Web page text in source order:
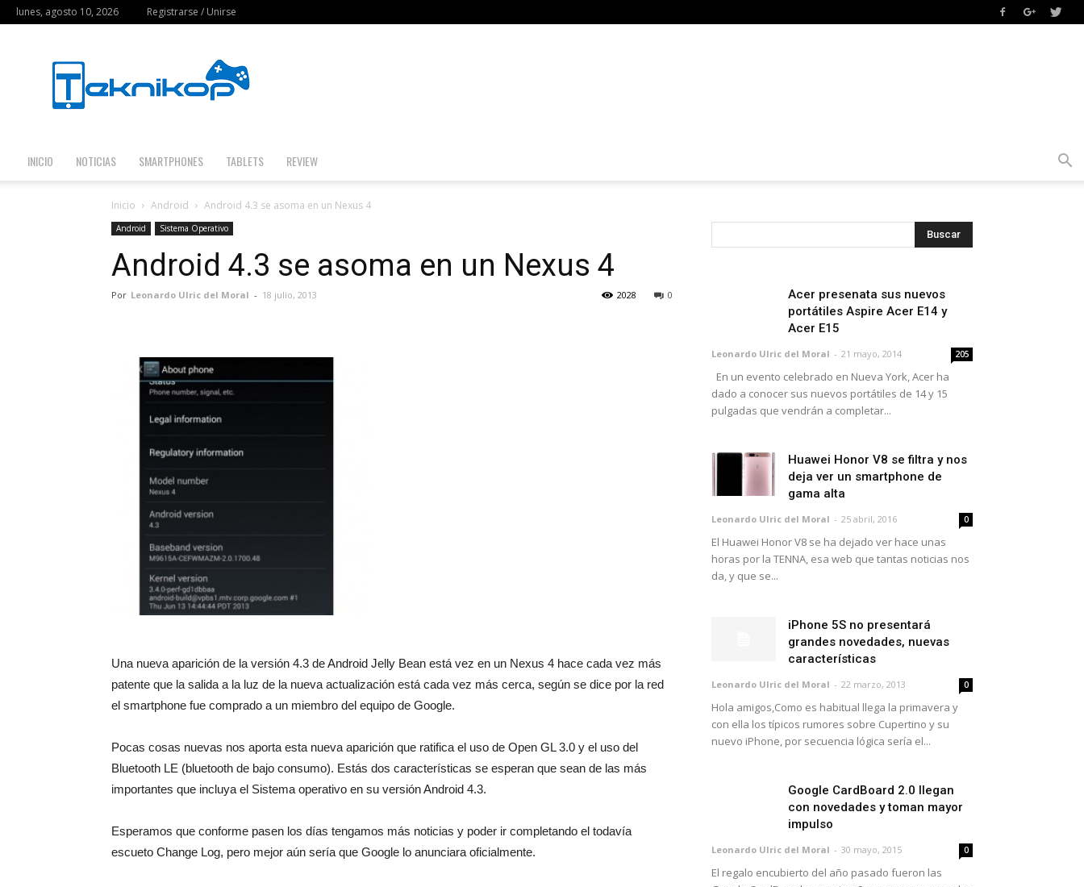
lunes, agosto 10, 2026 Registrarse / Unirse
INICIO NOTICIAS SMARTPHONES TABLETS REVIEW
Inicio Android Android 4.3 se asoma en un Nexus 4
Android Sistema Operativo
Android 4.3 se asoma en un Nexus 4
Por Leonardo Ulric del Moral - 18 julio, 2013 0
2028
Una nueva aparición de la versión 4.3 de Android Jelly Bean está vez en un Nexus 4 hace cada vez más
patente que la salida a la luz de la nueva actualización está cada vez más cerca, según se dice por la red
el smartphone fue comprado a un miembro del equipo de Google.
Pocas cosas nuevas nos aporta esta nueva aparición que ratifica el uso de Open GL 3.0 y el uso del
Bluetooth LE (bluetooth de bajo consumo). Estás dos características se esperan que sean de las más
importantes que incluya el Sistema operativo en su versión Android 4.3.
Esperamos que conforme pasen los días tengamos más noticias y poder ir completando el todavía
escueto Change Log, pero mejor aún sería que Google lo anunciara oficialmente.
Acer presenata sus nuevos
portátiles Aspire Acer E14 y
Acer E15
Leonardo Ulric del Moral - 21 mayo, 2014 205
En un evento celebrado en Nueva York, Acer ha
dado a conocer sus nuevos portátiles de 14 y 15
pulgadas que vendrán a completar...
Huawei Honor V8 se filtra y nos
deja ver un smartphone de
gama alta
Leonardo Ulric del Moral - 25 abril, 2016 0
El Huawei Honor V8 se ha dejado ver hace unas
horas por la TENNA, esa web que tantas noticias nos
da, y que se...
iPhone 5S no presentará
grandes novedades, nuevas
características
Leonardo Ulric del Moral - 22 marzo, 2013 0
Hola amigos,Como es habitual llega la primavera y
con ella los típicos rumores sobre Cupertino y su
nuevo iPhone, por secuencia lógica sería el...
Google CardBoard 2.0 llegan
con novedades y toman mayor
impulso
Leonardo Ulric del Moral - 30 mayo, 2015 0
El regalo encubierto del año pasado fueron las